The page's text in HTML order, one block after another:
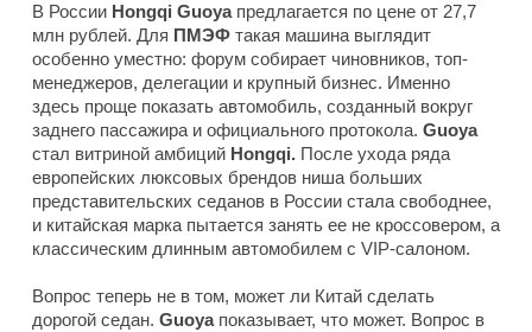
В России Hongqi Guoyaпредлагается по цене от 27,7
млн рублей. Для ПМЭФ такая машина выглядит
особенно уместно: форум собирает чиновников, топ-
менеджеров, делегации и крупный бизнес. Именно
здесь проще показать автомобиль, созданный вокруг
заднего пассажира и официального протокола. Guoya
стал витриной амбиций Hongqi. После ухода ряда
европейских люксовых брендов ниша больших
представительских седанов в России стала свободнее,
и китайская марка пытается занять ее не кроссовером, а
классическим длинным автомобилем с VIP-салоном.
Вопрос теперь не в том, может ли Китай сделать
дорогой седан. Guoyaпоказывает, что может. Вопрос в